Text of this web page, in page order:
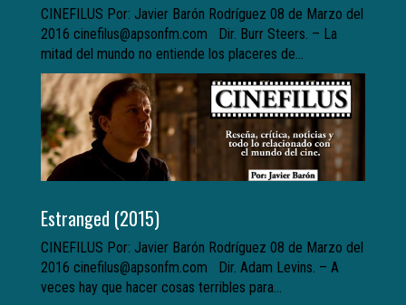
CINEFILUS Por: Javier Barón Rodríguez 08 de Marzo del
2016 cinefilus@apsonfm.com Dir. Burr Steers. – La
mitad del mundo no entiende los placeres de...
Estranged (2015)
CINEFILUS Por: Javier Barón Rodríguez 08 de Marzo del
2016 cinefilus@apsonfm.com Dir. Adam Levins. – A
veces hay que hacer cosas terribles para...